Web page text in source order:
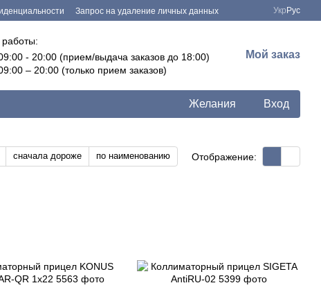
Запрос на удаление личных данных
Укр Рус
- 20:00 (прием/выдача заказов до 18:00)
– 20:00 (только прием заказов)
Мой заказ
Желания Вход
сначала дороже по наименованию Отображение: